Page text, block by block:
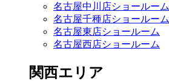
名古屋中川店ショールーム
名古屋千種店ショールーム
名古屋東店ショールーム
名古屋西店ショールーム
関西エリア